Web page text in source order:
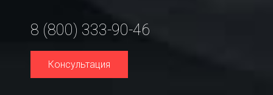
8 (800) 333-90-46
Консультация